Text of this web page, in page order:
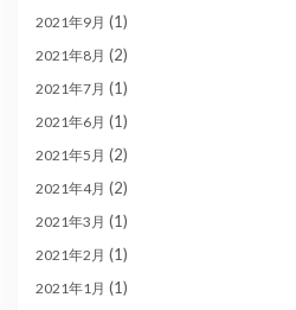
2021年9月 (1)
2021年8月 (2)
2021年7月 (1)
2021年6月 (1)
2021年5月 (2)
2021年4月 (2)
2021年3月 (1)
2021年2月 (1)
2021年1月 (1)